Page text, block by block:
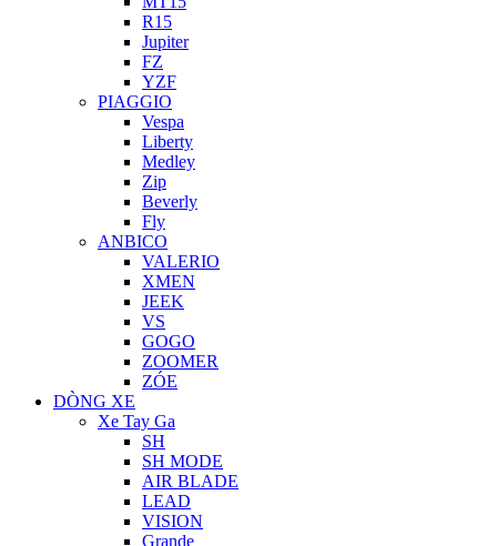
R15
Jupiter
FZ
YZF
PIAGGIO
Vespa
Liberty
Medley
Zip
Beverly
Fly
ANBICO
VALERIO
XMEN
JEEK
VS
GOGO
ZOOMER
ZÓE
DÒNG XE
Xe Tay Ga
SH
SH MODE
AIR BLADE
LEAD
VISION
Grande